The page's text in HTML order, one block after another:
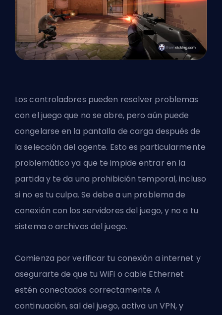
Los controladores pueden resolver problemas
con el juego que no se abre, pero aún puede
congelarse en la pantalla de carga después de
la selección del agente. Esto es particularmente
problemático ya que te impide entrar en la
partida y te da una prohibición temporal, incluso
si no es tu culpa. Se debe a un problema de
conexión con los servidores del juego, y no a tu
sistema o archivos del juego.
Comienza porverificar tu conexión a internet y
asegurarte de que tu WiFi o cable Ethernet
estén conectados correctamente. A
continuación, sal del juego, activa un VPN, y